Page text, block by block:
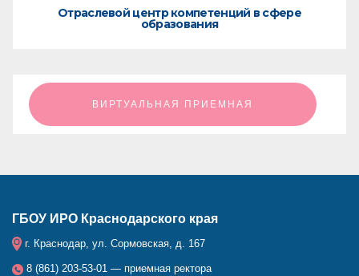
Отраслевой центр компетенций в сфере
образования
ㅤㅤㅤㅤㅤㅤㅤㅤㅤВИРТУАЛЬНАЯ ПРИЕМНАЯㅤㅤㅤㅤㅤㅤㅤㅤㅤ
ГБОУ ИРО Краснодарского края
г. Краснодар, ул. Сормовская, д. 167
8 (861) 203-53-01 — приемная ректора